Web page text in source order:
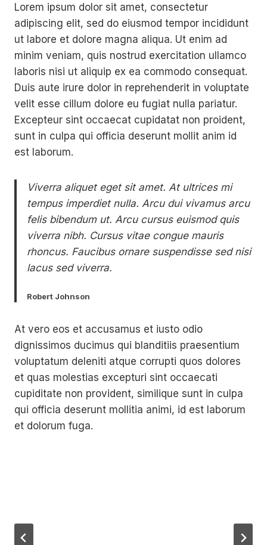
Lorem ipsum dolor sit amet, consectetur
adipiscing elit, sed do eiusmod tempor incididunt
ut labore et dolore magna aliqua. Ut enim ad
minim veniam, quis nostrud exercitation ullamco
laboris nisi ut aliquip ex ea commodo consequat.
Duis aute irure dolor in reprehenderit in voluptate
velit esse cillum dolore eu fugiat nulla pariatur.
Excepteur sint occaecat cupidatat non proident,
sunt in culpa qui officia deserunt mollit anim id
est laborum.
Viverra aliquet eget sit amet. At ultrices mi
tempus imperdiet nulla. Arcu dui vivamus arcu
felis bibendum ut. Arcu cursus euismod quis
viverra nibh. Cursus vitae congue mauris
rhoncus. Faucibus ornare suspendisse sed nisi
lacus sed viverra.
Robert Johnson
At vero eos et accusamus et iusto odio
dignissimos ducimus qui blanditiis praesentium
voluptatum deleniti atque corrupti quos dolores
et quas molestias excepturi sint occaecati
cupiditate non provident, similique sunt in culpa
qui officia deserunt mollitia animi, id est laborum
et dolorum fuga.